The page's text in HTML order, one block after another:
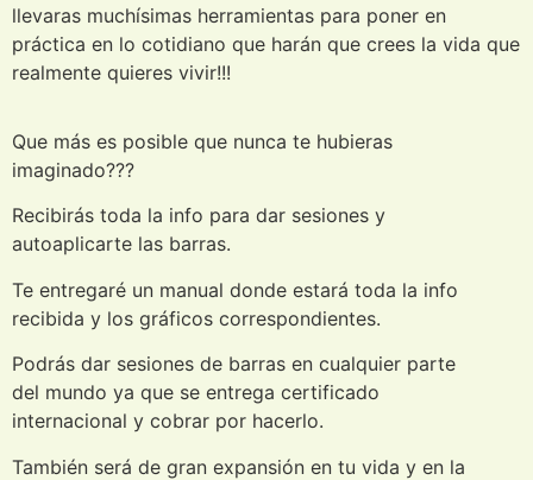
llevaras muchísimas herramientas para poner en
práctica en lo cotidiano que harán que crees la vida que
realmente quieres vivir!!!
Que más es posible que nunca te hubieras
imaginado???
Recibirás toda la info para dar sesiones y
autoaplicarte las barras.
Te entregaré un manual donde estará toda la info
recibida y los gráficos correspondientes.
Podrás dar sesiones de barras en cualquier parte
del mundo ya que se entrega certificado
internacional y cobrar por hacerlo.
También será de gran expansión en tu vida y en la